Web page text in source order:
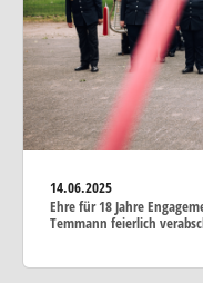
14.06.2025
Ehre für 18 Jahre
Temmann feierlich